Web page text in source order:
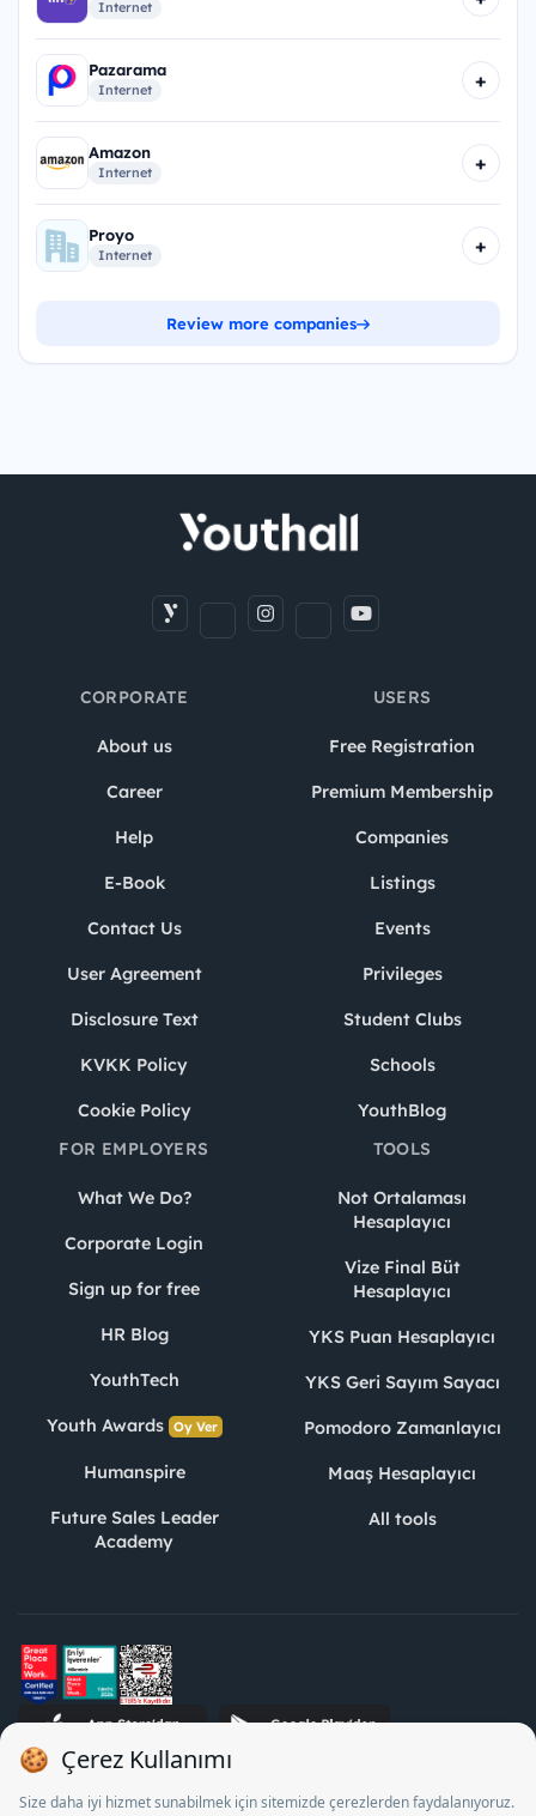
Internet
Pazarama
Internet +
Amazon
Internet +
Proyo
Internet +
Review more companies
CORPORATE
About us
Career
Help
E-Book
Contact Us
User Agreement
Disclosure Text
KVKK Policy
Cookie Policy
USERS
Free Registration
Premium Membership
Companies
Listings
Events
Privileges
Student Clubs
Schools
YouthBlog
FOR EMPLOYERS
What We Do?
Corporate Login
Sign up for free
HR Blog
YouthTech
Youth Awards Oy Ver
Humanspire
Future Sales Leader
Academy
TOOLS
Not Ortalaması
Hesaplayıcı
Vize Final Büt
Hesaplayıcı
YKS Puan Hesaplayıcı
YKS Geri Sayım Sayacı
Pomodoro Zamanlayıcı
Maaş Hesaplayıcı
All tools